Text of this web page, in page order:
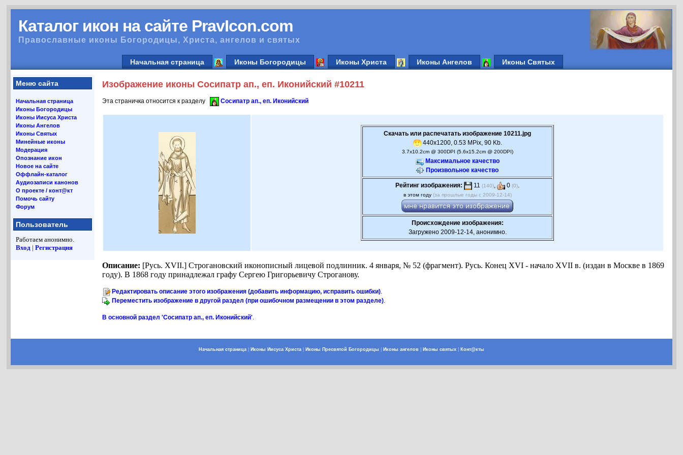
Каталог икон на сайте PravIcon.com
Православные иконы Богородицы, Христа, ангелов и святых
Начальная страница Иконы Богородицы Иконы Христа Иконы Ангелов Иконы Святых
Меню сайта
Начальная страница
Иконы Богородицы
Иконы Иисуса Христа
Иконы Ангелов
Иконы Святых
Минейные иконы
Модерация
Опознание икон
Новое на сайте
Оффлайн-каталог
Аудиозаписи канонов
О проекте / конт@кт
Помочь сайту
Форум
Пользователь
Работаем анонимно.
Вход |Регистрация
Изображение иконы Сосипатр ап., еп. Иконийский #10211
Эта страничка относится к разделу Сосипатр ап., еп. Иконийский
Скачать или распечатать изображение 10211.jpg
440x1200, 0.53 MPix, 90 Kb.
3.7x10.2cm @ 300DPI (5.6x15.2cm @ 200DPI)
Максимальное качество
Произвольное качество
Рейтинг изображения: 11(140), 0(0).
в этом году (за прошлые годы с 2009-12-14)
Происхождение изображения:
Загружено 2009-12-14, анонимно.
Описание: [Русь. XVII.] Строгановский иконописный лицевой подлинник. 4 января, № 52 (фрагмент). Русь. Конец XVI - начало XVII в. (издан в Москве в 1869
году). В 1868 году принадлежал графу Сергею Григорьевичу Строганову.
Редактировать описание этого изображения (добавить информацию, исправить ошибки).
Переместить изображение в другой раздел (при ошибочном размещении в этом разделе).
В основной раздел 'Сосипатр ап., еп. Иконийский'.
Начальная страница Иконы Иисуса Христа Иконы Пресвятой Богородицы Иконы ангелов Иконы святых Конт@кты